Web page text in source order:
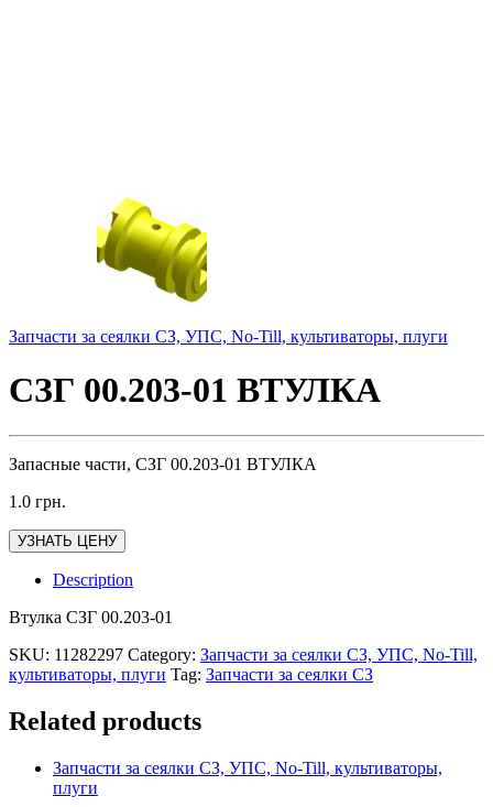
Запчасти за сеялки СЗ, УПС, No-Till, культиваторы, плуги
СЗГ 00.203-01 ВТУЛКА
Запасные части, СЗГ 00.203-01 ВТУЛКА
1.0 грн.
УЗНАТЬ ЦЕНУ
Description
Втулка СЗГ 00.203-01
SKU: 11282297 Category: Запчасти за сеялки СЗ, УПС, No-Till,
культиваторы, плуги Tag: Запчасти за сеялки СЗ
Related products
Запчасти за сеялки СЗ, УПС, No-Till, культиваторы,
плуги